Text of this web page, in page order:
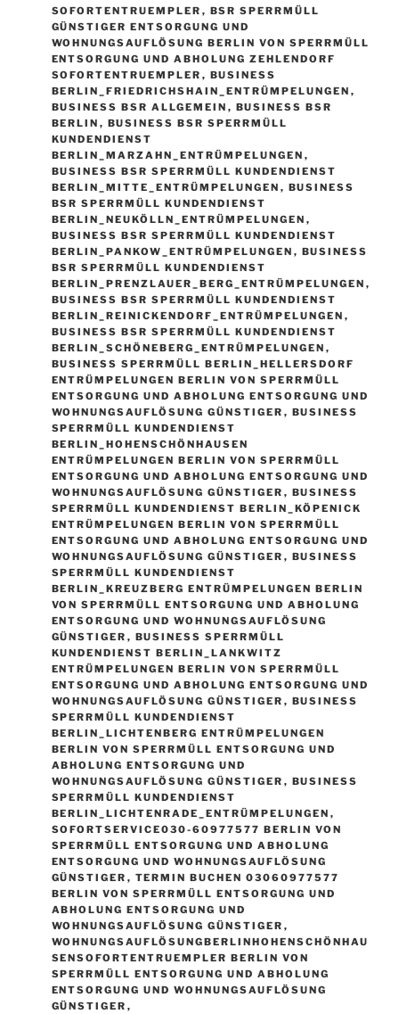
SOFORTENTRUEMPLER , BSR SPERRMÜLL
GÜNSTIGER ENTSORGUNG UND
WOHNUNGSAUFLÖSUNG BERLIN VON SPERRMÜLL
ENTSORGUNG UND ABHOLUNG ZEHLENDORF
SOFORTENTRUEMPLER , BUSINESS
BERLIN_FRIEDRICHSHAIN_ENTRÜMPELUNGEN ,
BUSINESS BSR ALLGEMEIN , BUSINESS BSR
BERLIN , BUSINESS BSR SPERRMÜLL
KUNDENDIENST
BERLIN_MARZAHN_ENTRÜMPELUNGEN ,
BUSINESS BSR SPERRMÜLL KUNDENDIENST
BERLIN_MITTE_ENTRÜMPELUNGEN , BUSINESS
BSR SPERRMÜLL KUNDENDIENST
BERLIN_NEUKÖLLN_ENTRÜMPELUNGEN ,
BUSINESS BSR SPERRMÜLL KUNDENDIENST
BERLIN_PANKOW_ENTRÜMPELUNGEN , BUSINESS
BSR SPERRMÜLL KUNDENDIENST
BERLIN_PRENZLAUER_BERG_ENTRÜMPELUNGEN ,
BUSINESS BSR SPERRMÜLL KUNDENDIENST
BERLIN_REINICKENDORF_ENTRÜMPELUNGEN ,
BUSINESS BSR SPERRMÜLL KUNDENDIENST
BERLIN_SCHÖNEBERG_ENTRÜMPELUNGEN ,
BUSINESS SPERRMÜLL BERLIN_HELLERSDORF
ENTRÜMPELUNGEN BERLIN VON SPERRMÜLL
ENTSORGUNG UND ABHOLUNG ENTSORGUNG UND
WOHNUNGSAUFLÖSUNG GÜNSTIGER , BUSINESS
SPERRMÜLL KUNDENDIENST
BERLIN_HOHENSCHÖNHAUSEN
ENTRÜMPELUNGEN BERLIN VON SPERRMÜLL
ENTSORGUNG UND ABHOLUNG ENTSORGUNG UND
WOHNUNGSAUFLÖSUNG GÜNSTIGER , BUSINESS
SPERRMÜLL KUNDENDIENST BERLIN_KÖPENICK
ENTRÜMPELUNGEN BERLIN VON SPERRMÜLL
ENTSORGUNG UND ABHOLUNG ENTSORGUNG UND
WOHNUNGSAUFLÖSUNG GÜNSTIGER , BUSINESS
SPERRMÜLL KUNDENDIENST
BERLIN_KREUZBERG ENTRÜMPELUNGEN BERLIN
VON SPERRMÜLL ENTSORGUNG UND ABHOLUNG
ENTSORGUNG UND WOHNUNGSAUFLÖSUNG
GÜNSTIGER , BUSINESS SPERRMÜLL
KUNDENDIENST BERLIN_LANKWITZ
ENTRÜMPELUNGEN BERLIN VON SPERRMÜLL
ENTSORGUNG UND ABHOLUNG ENTSORGUNG UND
WOHNUNGSAUFLÖSUNG GÜNSTIGER , BUSINESS
SPERRMÜLL KUNDENDIENST
BERLIN_LICHTENBERG ENTRÜMPELUNGEN
BERLIN VON SPERRMÜLL ENTSORGUNG UND
ABHOLUNG ENTSORGUNG UND
WOHNUNGSAUFLÖSUNG GÜNSTIGER , BUSINESS
SPERRMÜLL KUNDENDIENST
BERLIN_LICHTENRADE_ENTRÜMPELUNGEN ,
SOFORTSERVICE030-60977577 BERLIN VON
SPERRMÜLL ENTSORGUNG UND ABHOLUNG
ENTSORGUNG UND WOHNUNGSAUFLÖSUNG
GÜNSTIGER , TERMIN BUCHEN 03060977577
BERLIN VON SPERRMÜLL ENTSORGUNG UND
ABHOLUNG ENTSORGUNG UND
WOHNUNGSAUFLÖSUNG GÜNSTIGER ,
WOHNUNGSAUFLÖSUNGBERLINHOHENSCHÖNHAU
SENSOFORTENTRUEMPLER BERLIN VON
SPERRMÜLL ENTSORGUNG UND ABHOLUNG
ENTSORGUNG UND WOHNUNGSAUFLÖSUNG
GÜNSTIGER ,